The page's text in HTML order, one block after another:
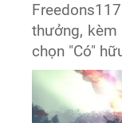
thưởng,
chọn "Có"